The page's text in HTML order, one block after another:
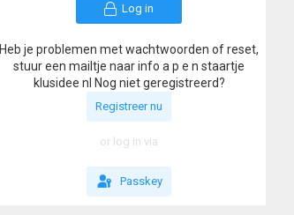
Log in
Heb je problemen met wachtwoorden of reset,
stuur een mailtje naar info a p e n staartje
klusidee nl Nog niet geregistreerd?
Registreer nu
or log in via
Passkey